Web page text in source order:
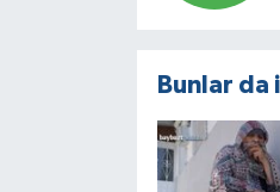
Bunlar